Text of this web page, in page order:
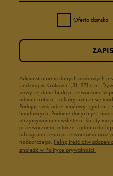
Oferta damska
Administratorem danych osobowych
siedzibą w Krakowie (31-871), os.
powyżej dane będą przetwarzane w
administratora, za który uważa się
Podając swój adres mailowy
handlowych. Podanie danych jest
otrzymywania newslettera. Każdy ma
przetwarzania, a także żądania
lub ograniczenia przetwarzania oraz
nadzorczego. Pełną treść
znaleźć w Polityce prywatności.